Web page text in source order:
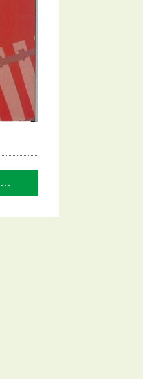
中村哲医師記録動画上映会～荒野に希望の灯... »